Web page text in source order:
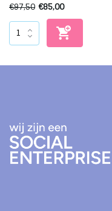
€97,50 €85,00